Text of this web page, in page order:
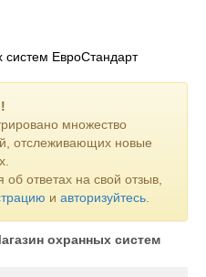
ЕвроСтандарт
множество
отслеживающих новые
ответах на свой отзыв,
и авторизуйтесь
охранных систем